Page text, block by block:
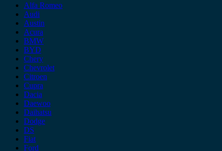
Alfa Romeo
Audi
Austin
Acura
BMW
BYD
Chery
Chevrolet
Citroen
Cupra
Dacia
Daewoo
Daihatsu
Dodge
DS
Fiat
Ford